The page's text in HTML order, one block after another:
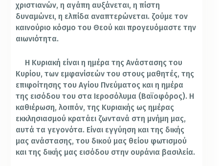
χριστιανών, η αγάπη αυξάνεται, η πίστη
δυναμώνει, η ελπίδα αναπτερώνεται. ζούμε τον
καινούριο κόσμο του Θεού και προγευόμαστε την
αιωνιότητα.
Η Κυριακή είναι η ημέρα της Ανάστασης του
Κυρίου, των εμφανίσεών του στους μαθητές, της
επιφοίτησης του Αγίου Πνεύματος και η ημέρα
της εισόδου του στα Ιεροσόλυμα (Βαϊοφόρος). Η
καθιέρωση, λοιπόν, της Κυριακής ως ημέρας
εκκλησιασμού κρατάει ζωντανά στη μνήμη μας,
αυτά τα γεγονότα. Είναι εγγύηση και της δικής
μας ανάστασης, του δικού μας θείου φωτισμού
και της δικής μας εισόδου στην ουράνια βασιλεία.